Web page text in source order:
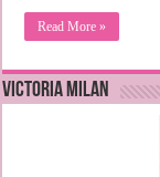
Read More »
VICTORIA MILAN